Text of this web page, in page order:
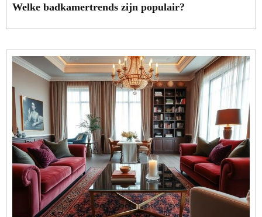
Welke badkamertrends zijn populair?